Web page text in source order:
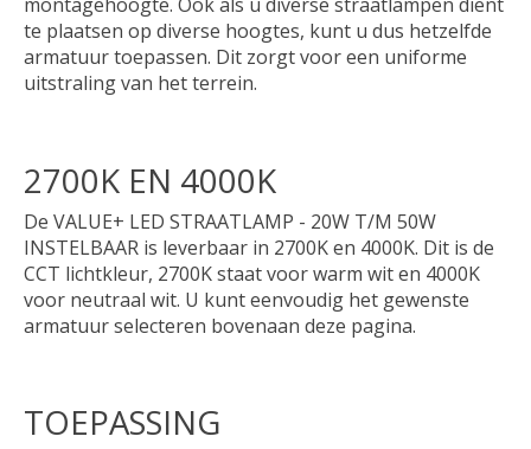
te plaatsen op diverse hoogtes, kunt u dus hetzelfde
armatuur toepassen. Dit zorgt voor een uniforme
uitstraling van het terrein.
2700K EN 4000K
De VALUE+ LED STRAATLAMP - 20W T/M 50W
INSTELBAAR is leverbaar in 2700K en 4000K. Dit is de
CCT lichtkleur, 2700K staat voor warm wit en 4000K
voor neutraal wit. U kunt eenvoudig het gewenste
armatuur selecteren bovenaan deze pagina.
TOEPASSING